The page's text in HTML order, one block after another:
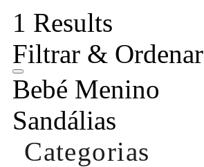
1 Results
Filtrar & Ordenar
Bebé Menino
Sandálias
Categorias